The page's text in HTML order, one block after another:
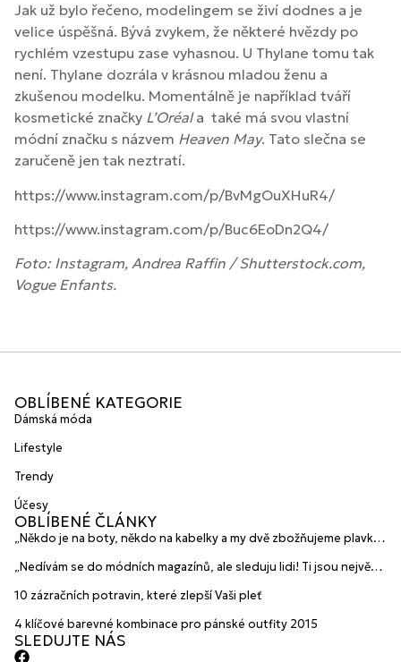
Jak už bylo řečeno, modelingem se živí dodnes a je
velice úspěšná. Bývá zvykem, že některé hvězdy po
rychlém vzestupu zase vyhasnou. U Thylane tomu tak
není. Thylane dozrála v krásnou mladou ženu a
zkušenou modelku. Momentálně je například tváří
kosmetické značky L’Oréala také má svou vlastní
módní značku s názvem Heaven May. Tato slečna se
zaručeně jen tak neztratí.
https://www.instagram.com/p/BvMgOuXHuR4/
https://www.instagram.com/p/Buc6EoDn2Q4/
Foto: Instagram, Andrea Raffin / Shutterstock.com,
Vogue Enfants.
OBLÍBENÉ KATEGORIE
Dámská móda
Lifestyle
Trendy
Účesy
OBLÍBENÉ ČLÁNKY
„Někdo je na boty, někdo na kabelky a my dvě zbožňujeme plavky“
HANAJANA Swimwear
„Nedívám se do módních magazínů, ale sleduju lidi! Ti jsou největší
10 zázračních potravin, které zlepší Vaši pleť
4 klíčové barevné kombinace pro pánské outfity 2015
SLEDUJTE NÁS